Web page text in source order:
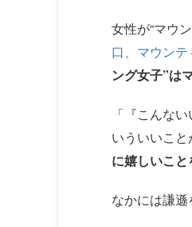
女性が“マウ
口、マウン
ング女子”は
「『こんな
いういいこと
に嬉しいこ
なかには謙遜